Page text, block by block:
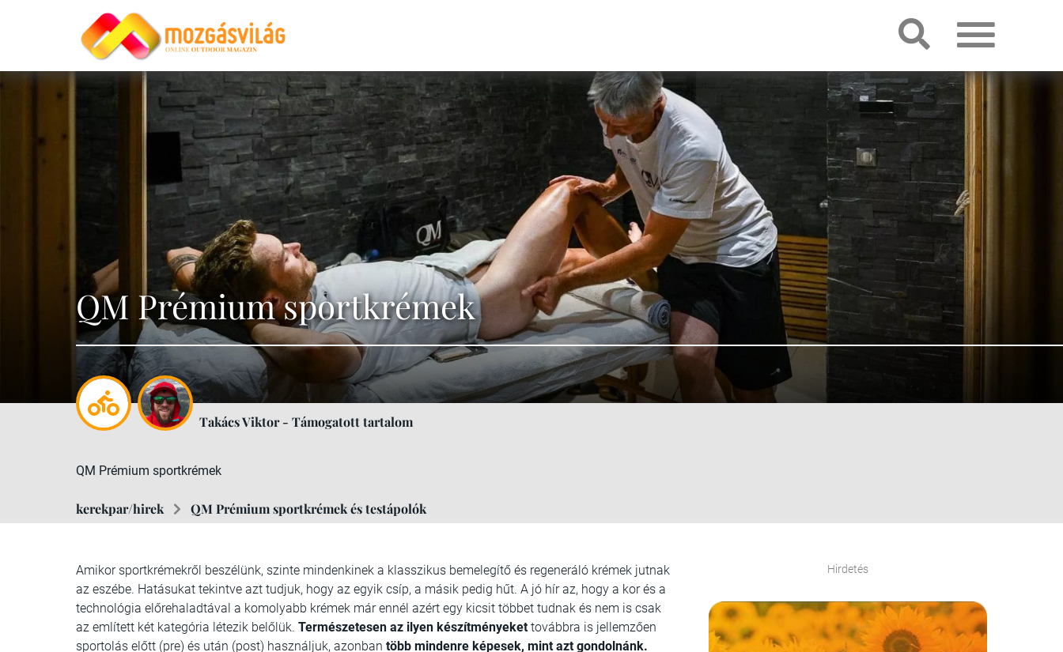
QM Prémium sportkrémek
Takács Viktor - Támogatott tartalom
QM Prémium sportkrémek
kerekpar/hirek QM Prémium sportkrémek és testápolók
Amikor sportkrémekről beszélünk, szinte mindenkinek a klasszikus bemelegítő és regeneráló krémek jutnak
az eszébe. Hatásukat tekintve azt tudjuk, hogy az egyik csíp, a másik pedig hűt. A jó hír az, hogy a kor és a
technológia előrehaladtával a komolyabb krémek már ennél azért egy kicsit többet tudnak és nem is csak
az említett két kategória létezik belőlük. Természetesen az ilyen készítményeket továbbra is jellemzően
sportolás előtt (pre) és után (post) használjuk, azonban több mindenre képesek, mint azt gondolnánk.
Hirdetés